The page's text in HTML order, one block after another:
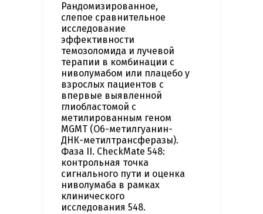
Рандомизированное,
слепое сравнительное
исследование
эффективности
темозоломида и лучевой
терапии в комбинации с
ниволумабом или плацебо у
взрослых пациентов с
впервые выявленной
глиобластомой с
метилированным геном
MGMT (О6-метилгуанин-
ДНК-метилтрансферазы).
Фаза II. CheckMate 548:
контрольная точка
сигнального пути и оценка
ниволумаба в рамках
клинического
исследования 548.